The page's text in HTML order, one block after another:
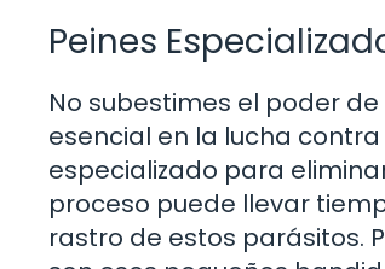
Peines
No subestimes el poder
esencial en la lucha
especializado para
proceso puede llevar
rastro de estos parásitos.